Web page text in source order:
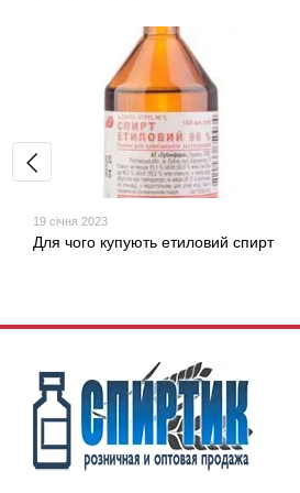
19 січня 2023
Для чого купують етиловий спирт